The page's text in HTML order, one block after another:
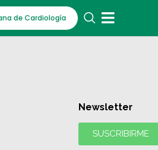
de Cardiología
Newsletter
SUSCRIBIRME